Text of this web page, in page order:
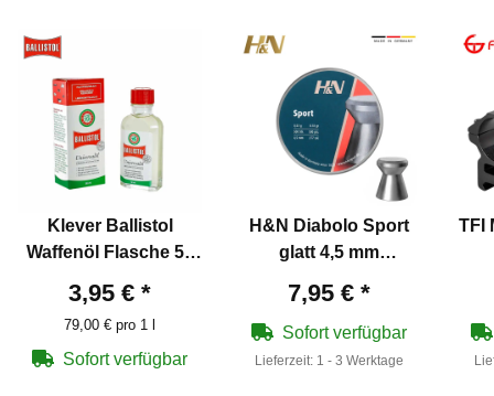
Klever Ballistol
Waffenöl Flasche 50
3,95 € *
79,00 € pro 1 l
Sofort verfügbar
H&N Diabolo Sport
glatt 4,5 mm
7,95 € *
Sofort verfügbar
Lieferzeit: 1 - 3 Werktage
TFI